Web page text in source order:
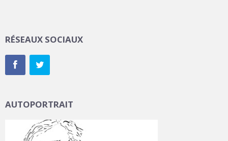
RÉSEAUX SOCIAUX
AUTOPORTRAIT